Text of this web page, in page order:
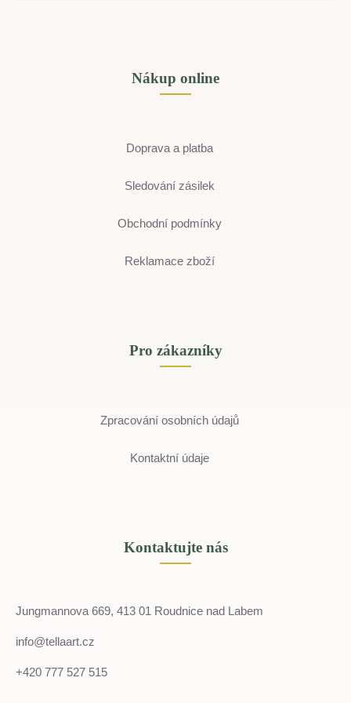
Nákup online
Doprava a platba
Sledování zásilek
Obchodní podmínky
Reklamace zboží
Pro zákazníky
Zpracování osobních údajů
Kontaktní údaje
Kontaktujte nás
Jungmannova 669, 413 01 Roudnice nad Labem
info@tellaart.cz
+420 777 527 515